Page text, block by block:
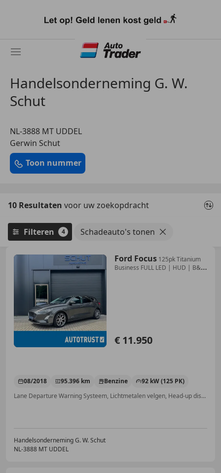
naar
Handelsonderneming G. W.
Schut
NL-3888 MT UDDEL
Gerwin Schut
Toon nummer
10 Resultaten voor uw zoekopdracht
Filteren 4 Schadeauto's tonen
Ford Focus 125pk Titanium
Business FULL LED | HUD | B&O
€ 11.950
08/2018 95.396 km Benzine
92 kW (125 PK)
Lane Departure Warning Systeem, Lichtmetalen velgen, Head-up display, Dakrails, Stoelverwarming, Parkeerhulp met camera, Apple CarPlay, Verkeersbordherkenning
Handelsonderneming G. W. Schut
NL-3888 MT UDDEL